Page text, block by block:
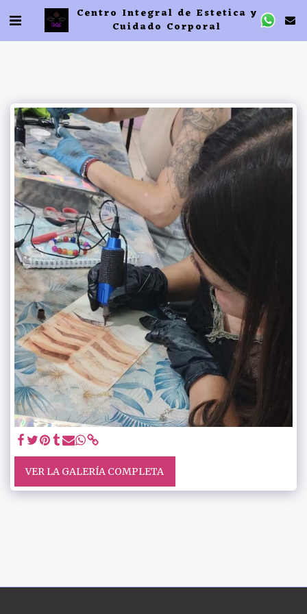
Centro Integral de Estetica y
Cuidado Corporal
VER LA GALERÍA COMPLETA